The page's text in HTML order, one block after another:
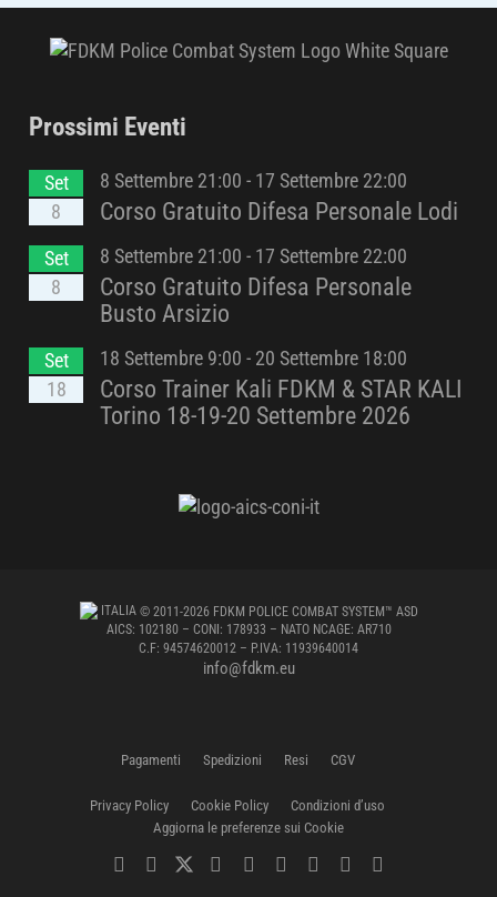
Prossimi Eventi
Set
8
8 Settembre 21:00 - 17 Settembre 22:00
Corso Gratuito Difesa Personale Lodi
Set
8
8 Settembre 21:00 - 17 Settembre 22:00
Corso Gratuito Difesa Personale
Busto Arsizio
Set
18
18 Settembre 9:00 - 20 Settembre 18:00
Corso Trainer Kali FDKM & STAR KALI
Torino 18-19-20 Settembre 2026
ITALIA© 2011-2026 FDKM POLICE COMBAT SYSTEM™ ASD
AICS: 102180 – CONI: 178933 – NATO NCAGE: AR710
C.F: 94574620012 – P.IVA: 11939640014
info@fdkm.eu
Pagamenti Spedizioni Resi CGV
Privacy Policy Cookie Policy
Condizioni d’uso
Aggiorna le preferenze sui Cookie